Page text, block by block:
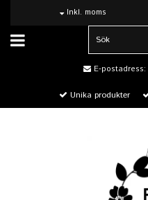
Inkl. moms
E-postadress:
Unika produkter